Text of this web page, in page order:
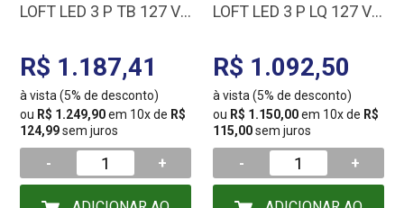
LOFT LED 3 P TB 127 V
R$ 1.187,41
à vista (5% de desconto)
ou R$ 1.249,90em 10x de R$
124,99sem juros
- +
LOFT LED 3 P LQ 127 V
R$ 1.092,50
à vista (5% de desconto)
ou R$ 1.150,00em 10x de R$
115,00sem juros
- +